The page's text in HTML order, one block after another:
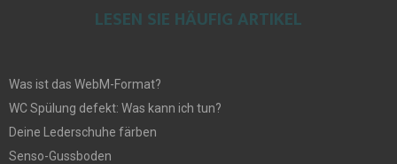
LESEN SIE HÄUFIG ARTIKEL
Was ist das WebM-Format?
WC Spülung defekt: Was kann ich tun?
Deine Lederschuhe färben
Senso-Gussboden